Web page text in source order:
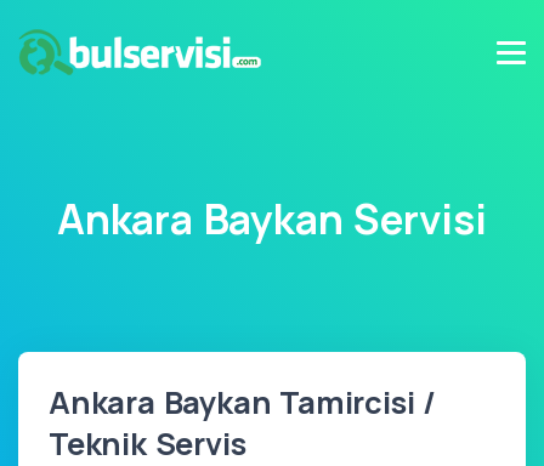
Ankara Baykan Servisi
Ankara Baykan Tamircisi /
Teknik Servis